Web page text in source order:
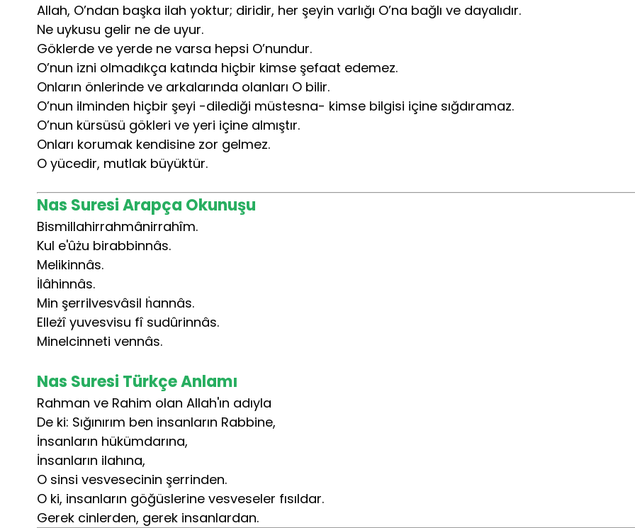
Allah, O’ndan başka ilah yoktur; diridir, her şeyin varlığı O’na bağlı ve dayalıdır.
Ne uykusu gelir ne de uyur.
Göklerde ve yerde ne varsa hepsi O’nundur.
O’nun izni olmadıkça katında hiçbir kimse şefaat edemez.
Onların önlerinde ve arkalarında olanları O bilir.
O’nun ilminden hiçbir şeyi -dilediği müstesna- kimse bilgisi içine sığdıramaz.
O’nun kürsüsü gökleri ve yeri içine almıştır.
Onları korumak kendisine zor gelmez.
O yücedir, mutlak büyüktür.
Nas Suresi Arapça Okunuşu
Bismillahirrahmânirrahîm.
Kul e'ûżu birabbinnâs.
Melikinnâs.
İlâhinnâs.
Min şerrilvesvâsil ḣannâs.
Elleżî yuvesvisu fî sudûrinnâs.
Minelcinneti vennâs.
Nas Suresi Türkçe Anlamı
Rahman ve Rahim olan Allah'ın adıyla
De ki: Sığınırım ben insanların Rabbine,
İnsanların hükümdarına,
İnsanların ilahına,
O sinsi vesvesecinin şerrinden.
O ki, insanların göğüslerine vesveseler fısıldar.
Gerek cinlerden, gerek insanlardan.